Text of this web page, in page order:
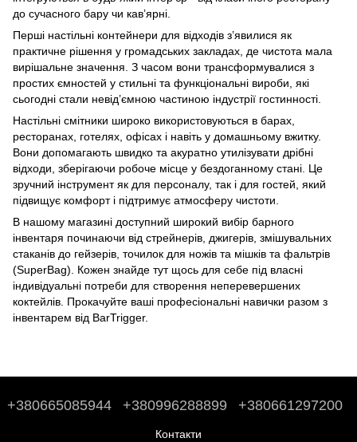
до сучасного бару чи кав’ярні.
Перші настільні контейнери для відходів з’явилися як
практичне рішення у громадських закладах, де чистота мала
вирішальне значення. З часом вони трансформувалися з
простих ємностей у стильні та функціональні вироби, які
сьогодні стали невід’ємною частиною індустрії гостинності.
Настільні смітники широко використовуються в барах,
ресторанах, готелях, офісах і навіть у домашньому вжитку.
Вони допомагають швидко та акуратно утилізувати дрібні
відходи, зберігаючи робоче місце у бездоганному стані. Це
зручний інструмент як для персоналу, так і для гостей, який
підвищує комфорт і підтримує атмосферу чистоти.
В нашому магазині доступний широкий вибір барного
інвентаря починаючи від стрейнерів, джигерів, змішувальних
стаканів до гейзерів точилок для ножів та мішків та фальтрів
(SuperBag) . Кожен знайде тут щось для себе під власні
індивідуальні потреби для створення неперевершених
коктейлів. Прокачуйте ваші професіональні навички разом з
інвентарем від BarTrigger.
+380665085944 +380996288899 +380661297200
Контакти